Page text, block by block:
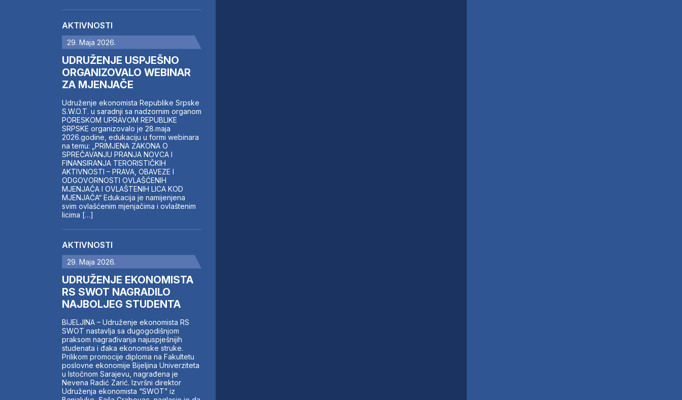
AKTIVNOSTI
29. Maja 2026.
UDRUŽENJE USPJEŠNO
ORGANIZOVALO WEBINAR
ZA MJENJAČE
Udruženje ekonomista Republike Srpske
S.W.O.T. u saradnji sa nadzornim organom
PORESKOM UPRAVOM REPUBLIKE
SRPSKE organizovalo je 28.maja
2026.godine, edukaciju u formi webinara
na temu: „PRIMJENA ZAKONA O
SPREČAVANJU PRANJA NOVCA I
FINANSIRANJA TERORISTIČKIH
AKTIVNOSTI – PRAVA, OBAVEZE I
ODGOVORNOSTI OVLAŠĆENIH
MJENJAČA I OVLAŠTENIH LICA KOD
MJENJAČA“ Edukacija je namijenjena
svim ovlašćenim mjenjačima i ovlaštenim
licima […]
AKTIVNOSTI
29. Maja 2026.
UDRUŽENJE EKONOMISTA
RS SWOT NAGRADILO
NAJBOLJEG STUDENTA
BIJELJINA – Udruženje ekonomista RS
SWOT nastavlja sa dugogodišnjom
praksom nagrađivanja najuspješnijih
studenata i đaka ekonomske struke.
Prilikom promocije diploma na Fakultetu
poslovne ekonomije Bijeljina Univerziteta
u Istočnom Sarajevu, nagrađena je
Nevena Radić Zarić. Izvršni direktor
Udruženja ekonomista “SWOT” iz